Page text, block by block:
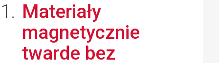
Materiały
magnetycznie
twarde bez